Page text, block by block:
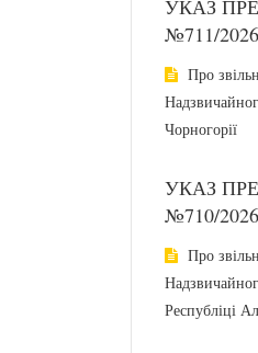
УКАЗ
№711/2026
Про
Чорногорії
УКАЗ
№710/2026
Про
Республіці